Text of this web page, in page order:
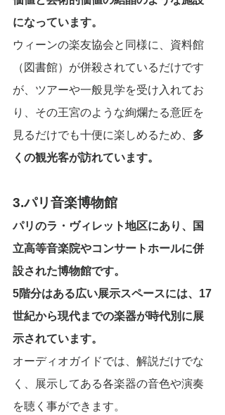
になっています。
ウィーンの楽友協会と同様に、資料館
（図書館）が併殺されているだけです
が、ツアーや一般見学を受け入れてお
り、その王宮のような絢爛たる意匠を
見るだけでも十便に楽しめるため、 多
くの観光客が訪れています。
3.パリ音楽博物館
パリのラ・ヴィレット地区にあり、国
立高等音楽院やコンサートホールに併
設された博物館です。
5階分はある広い展示スペースには、17
世紀から現代までの楽器が時代別に展
示されています。
オーディオガイドでは、解説だけでな
く、展示してある各楽器の音色や演奏
を聴く事ができます。